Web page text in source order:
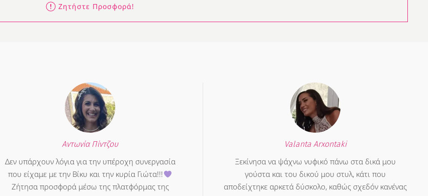
Ζητήστε Προσφορά!
Αντωνία Πίντζου
Δεν υπάρχουν λόγια για την υπέροχη συνεργασία
που είχαμε με την Βίκυ και την κυρία Γιώτα!!!
Ζήτησα προσφορά μέσω της πλατφόρμας της
Valanta Arxontaki
Ξεκίνησα να ψάχνω νυφικό πάνω στα δικά μου
γούστα και του δικού μου στυλ, κάτι που
αποδείχτηκε αρκετά δύσκολο, καθώς σχεδόν κανένας